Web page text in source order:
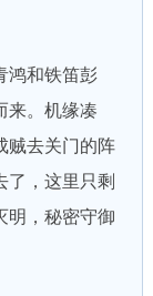
和铁笛彭
来。机缘凑
贼去关门的阵
了，这里只剩
明，秘密守御